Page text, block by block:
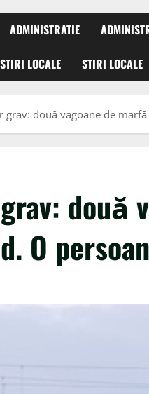
ADMINISTRATIE
STIRI LOCALE STIRI LOCALE
grav: două vagoane de
două
O